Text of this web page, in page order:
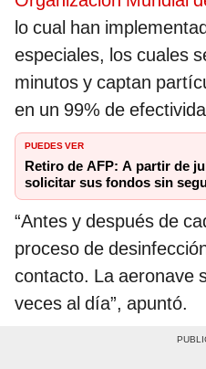
lo cual han
especiales, los cuales
minutos y captan
en un 99% de
PUEDES VER
Retiro de AFP: A partir de
solicitar sus fondos sin
“Antes y después de
proceso de
contacto. La aeronave
veces al día”, apuntó.